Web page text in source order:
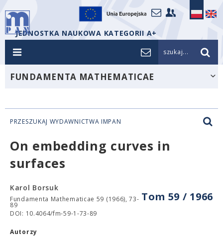
JEDNOSTKA NAUKOWA KATEGORII A+
szukaj...
FUNDAMENTA MATHEMATICAE
PRZESZUKAJ WYDAWNICTWA IMPAN
On embedding curves in
surfaces
Tom 59 / 1966
Karol Borsuk
Fundamenta Mathematicae 59 (1966), 73-
89
DOI: 10.4064/fm-59-1-73-89
Autorzy